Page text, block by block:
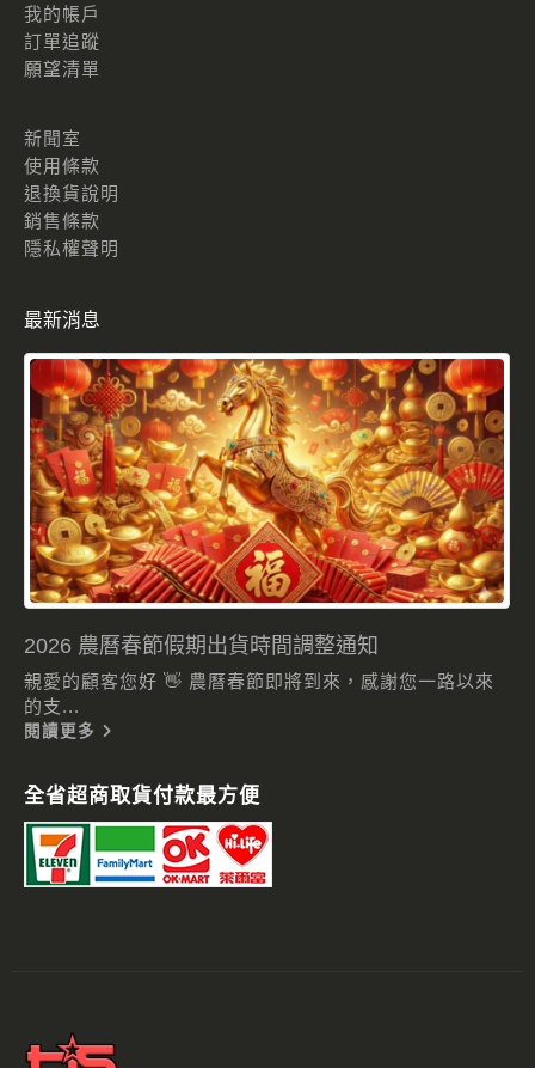
我的帳戶
訂單追蹤
願望清單
新聞室
使用條款
退換貨說明
銷售條款
隱私權聲明
最新消息
2026 農曆春節假期出貨時間調整通知
親愛的顧客您好 👋 農曆春節即將到來，感謝您一路以來
的支...
閱讀更多
全省超商取貨付款最方便